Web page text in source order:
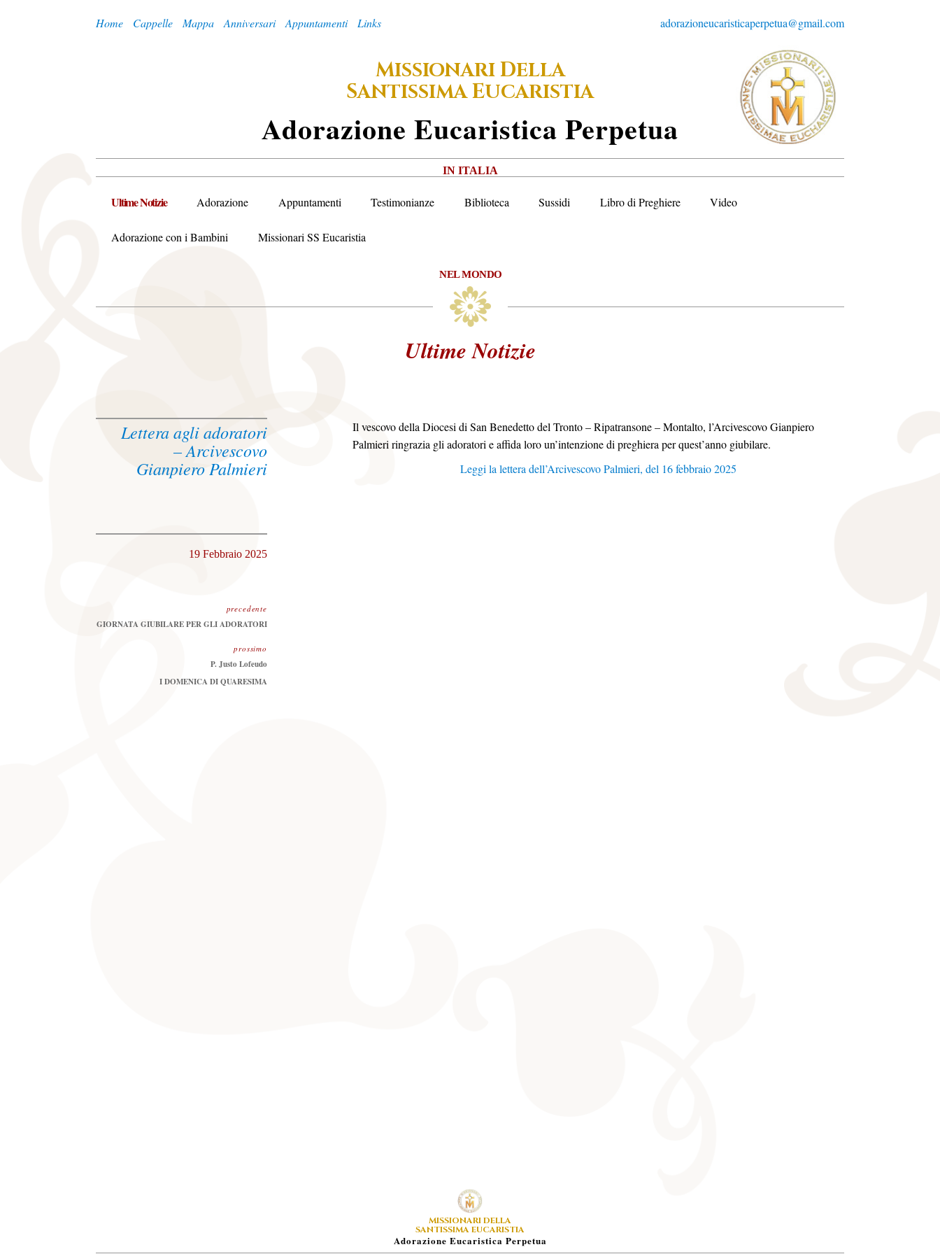
adorazioneucaristicaperpetua@gmail.com
Home Cappelle Mappa Anniversari Appuntamenti Links
MISSIONARIDELLA
SANTISSIMAEUCARISTIA
ADorazione EUcaristica PErpetua
IN ITALIA
Ultime Notizie Adorazione Appuntamenti Testimonianze Biblioteca Sussidi Libro di Preghiere Video
Adorazione con i Bambini Missionari SS Eucaristia
NEL MONDO
Ultime Notizie
Lettera agli adoratori
– Arcivescovo
Gianpiero Palmieri
19 Febbraio 2025
precedente
Precedente:
GIORNATA GIUBILARE PER GLI ADORATORI
prossimo
P. Justo Lofeudo
I DOMENICA DI QUARESIMA
Il vescovo della Diocesi di San Benedetto del Tronto – Ripatransone – Montalto, l’Arcivescovo Gianpiero
Palmieri ringrazia gli adoratori e affida loro un’intenzione di preghiera per quest’anno giubilare.
Leggi la lettera dell’Arcivescovo Palmieri, del 16 febbraio 2025
MISSIONARI DELLA
SANTISSIMA EUCARISTIA
ADorazione EUcaristica PErpetua